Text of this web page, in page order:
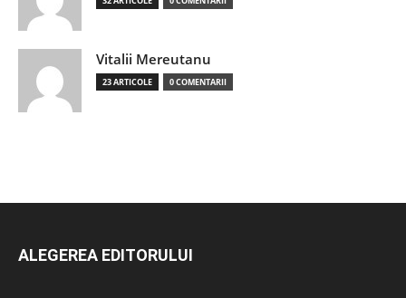
Vitalii Mereutanu
23 ARTICOLE 0 COMENTARII
ALEGEREA EDITORULUI